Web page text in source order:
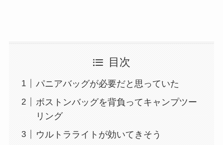
目次
パニアバッグが必要だと思っていた
ボストンバッグを背負ってキャンプツー
リング
ウルトラライトが効いてきそう